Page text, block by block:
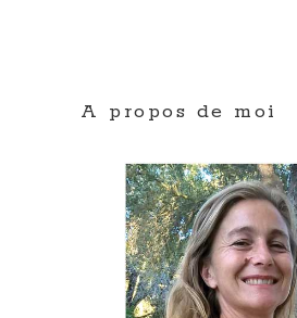
A propos de moi